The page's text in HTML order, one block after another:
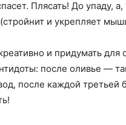
Плясать! До упаду, а,
(стройнит и укрепляет
и придумать для
после оливье —
, после каждой третьей